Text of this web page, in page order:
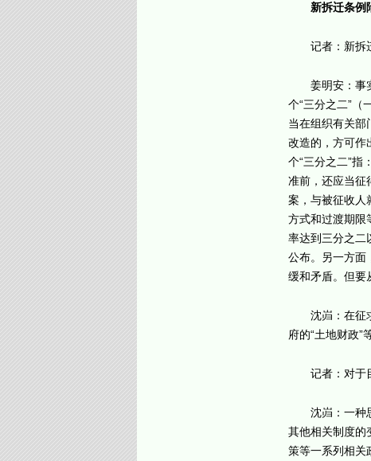
新拆迁条例
记者：新拆
姜明安：事
个“三分之二”（
当在组织有关部
改造的，方可作
个“三分之二”指
准前，还应当征
案，与被征收人
方式和过渡期限
率达到三分之二
公布。另一方面
缓和矛盾。但要
沈岿：在征
府的“土地财政”
记者：对于
沈岿：一种
其他相关制度的
策等一系列相关